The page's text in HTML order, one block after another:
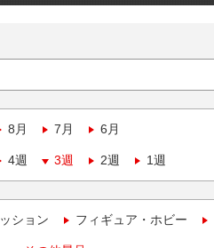
8月 7月 6月
4週 3週 2週 1週
ション フィギュア・ホビー